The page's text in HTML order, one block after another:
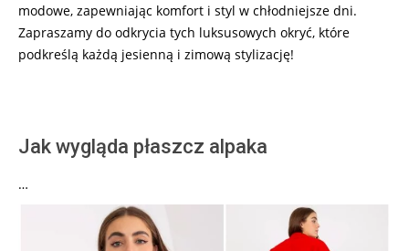
modowe, zapewniając komfort i styl w chłodniejsze dni.
Zapraszamy do odkrycia tych luksusowych okryć, które
podkreślą każdą jesienną i zimową stylizację!
Jak wygląda płaszcz alpaka
…